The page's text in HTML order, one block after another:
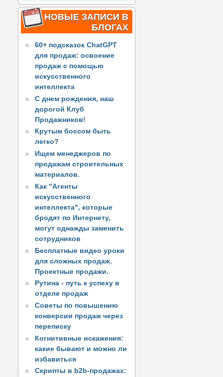
НОВЫЕ ЗАПИСИ В
БЛОГАХ
60+ подсказок ChatGPT
для продаж: освоение
продаж с помощью
искусственного
интеллекта
С днем рождения, наш
дорогой Клуб
Продажников!
Крутым боссом быть
легко?
Ищем менеджеров по
продажам строительных
материалов.
Как "Агенты
искусственного
интеллекта", которые
бродят по Интернету,
могут однажды заменить
сотрудников
Бесплатные видео уроки
для сложных продаж.
Проектные продажи.
Рутина - путь к успеху в
отделе продаж
Советы по повышению
конверсии продаж через
переписку
Когнитивные искажения:
какие бывают и можно ли
избавиться
Скрипты в b2b-продажах: